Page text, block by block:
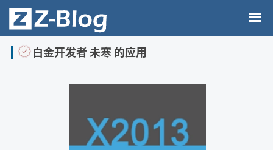
白金开发者 未寒 的应用